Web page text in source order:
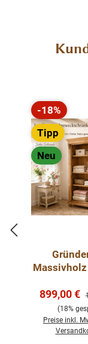
Rabatt
-18%
Tipp
Neu
Massivholz
899,00 €
(18%
Preise inkl.